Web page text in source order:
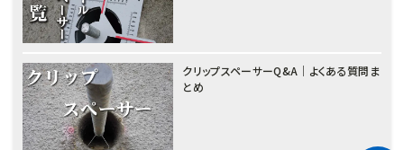
クリップスペーサーQ&A｜よくある質問ま
とめ